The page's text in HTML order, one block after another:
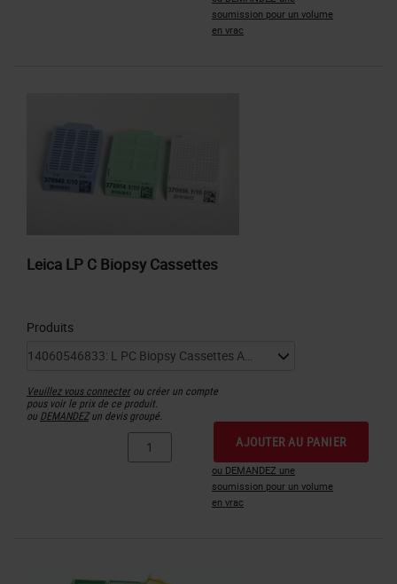
soumission pour un volume
en vrac
Leica LP C Biopsy Cassettes
Produits
Veuillez vous connecterou créer un compte
pous voir le prix de ce produit.
ou DEMANDEZun devis groupé.
AJOUTER AU PANIER
ou DEMANDEZ une
soumission pour un volume
en vrac